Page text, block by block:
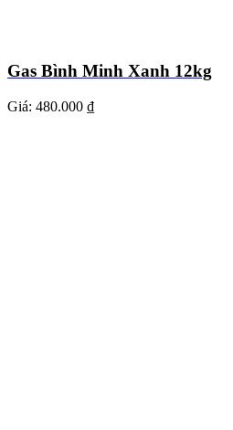
Gas Bình Minh Xanh 12kg
Giá: 480.000 ₫